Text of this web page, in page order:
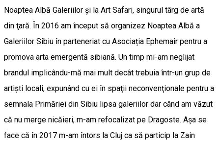
Noaptea Albă Galeriilor şi la Art Safari, singurul târg de artă
din ţară. În 2016 am început să organizez Noaptea Albă a
Galeriilor Sibiu în parteneriat cu Asociația Ephemair pentru a
promova arta emergentă sibiană. Un timp mi-am neglijat
brandul implicându-mă mai mult decât trebuia într-un grup de
artişti locali, expunând cu ei în spaţii neconvenţionale pentru a
semnala Primăriei din Sibiu lipsa galeriilor dar când am văzut
că nu merge nicăieri, m-am refocalizat pe Dragoste. Aşa se
face că în 2017 m-am întors la Cluj ca să particip la Zain